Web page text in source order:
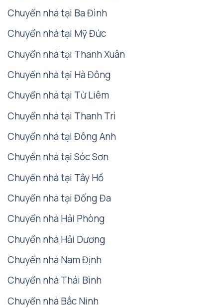
Chuyển nhà tại Ba Đình
Chuyển nhà tại Mỹ Đức
Chuyển nhà tại Thanh Xuân
Chuyển nhà tại Hà Đông
Chuyển nhà tại Từ Liêm
Chuyển nhà tại Thanh Trì
Chuyển nhà tại Đông Anh
Chuyển nhà tại Sóc Sơn
Chuyển nhà tại Tây Hồ
Chuyển nhà tại Đống Đa
Chuyển nhà Hải Phòng
Chuyển nhà Hải Dương
Chuyển nhà Nam Định
Chuyển nhà Thái Bình
Chuyển nhà Bắc Ninh